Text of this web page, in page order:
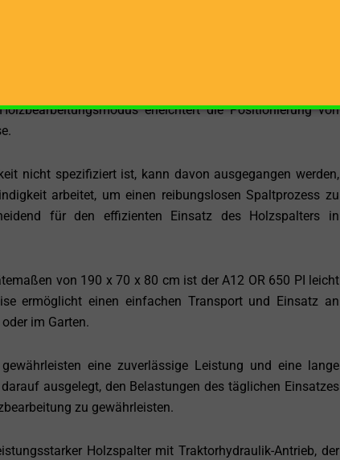
und ihre Holzbearbeitungsaufgaben optimieren
650 PI äußerst vielseitig und in der Lage, eine breite
ist besonders nützlich, wenn unterschiedliche Holzarten
erleichtert die Positionierung von
nicht spezifiziert ist, kann davon ausgegangen werden,
arbeitet, um einen reibungslosen Spaltprozess zu
für den effizienten Einsatz des Holzspalters in
von 190 x 70 x 80 cm ist der A12 OR 650 PI leicht
ermöglicht einen einfachen Transport und Einsatz an
im Garten.
eine zuverlässige Leistung und eine lange
ausgelegt, den Belastungen des täglichen Einsatzes
zu gewährleisten.
Holzspalter mit Traktorhydraulik-Antrieb, der